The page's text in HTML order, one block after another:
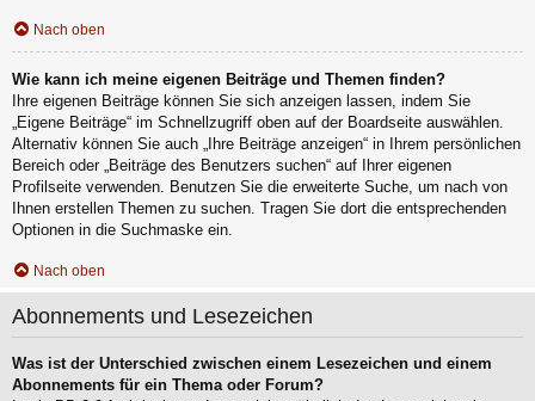
Nach oben
Wie kann ich meine eigenen Beiträge und Themen finden?
Ihre eigenen Beiträge können Sie sich anzeigen lassen, indem Sie
„Eigene Beiträge“ im Schnellzugriff oben auf der Boardseite auswählen.
Alternativ können Sie auch „Ihre Beiträge anzeigen“ in Ihrem persönlichen
Bereich oder „Beiträge des Benutzers suchen“ auf Ihrer eigenen
Profilseite verwenden. Benutzen Sie die erweiterte Suche, um nach von
Ihnen erstellen Themen zu suchen. Tragen Sie dort die entsprechenden
Optionen in die Suchmaske ein.
Nach oben
Abonnements und Lesezeichen
Was ist der Unterschied zwischen einem Lesezeichen und einem
Abonnements für ein Thema oder Forum?